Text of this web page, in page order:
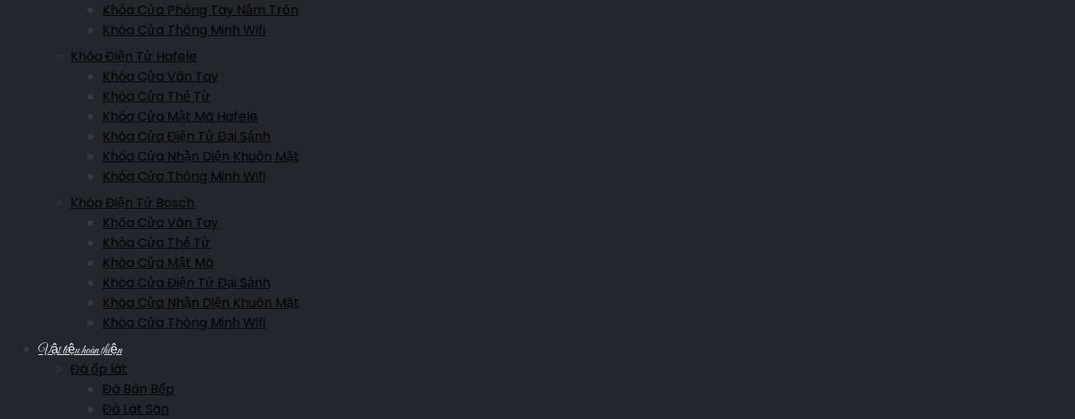
Khóa Cửa Phòng Tay Nắm Tròn
Khóa Cửa Thông Minh Wifi
Khóa Điện Tử Hafele
Khóa Cửa Vân Tay
Khóa Cửa Thẻ Từ
Khóa Cửa Mật Mã Hafele
Khóa Cửa Điện Tử Đại Sảnh
Khóa Cửa Nhận Diện Khuôn Mặt
Khóa Cửa Thông Minh Wifi
Khóa Điện Tử Bosch
Khóa Cửa Vân Tay
Khóa Cửa Thẻ Từ
Khóa Cửa Mật Mã
Khóa Cửa Điện Tử Đại Sảnh
Khóa Cửa Nhận Diện Khuôn Mặt
Khóa Cửa Thông Minh Wifi
Vật liệu hoàn thiện
Đá ốp lát
Đá Bàn Bếp
Đá Lát Sàn